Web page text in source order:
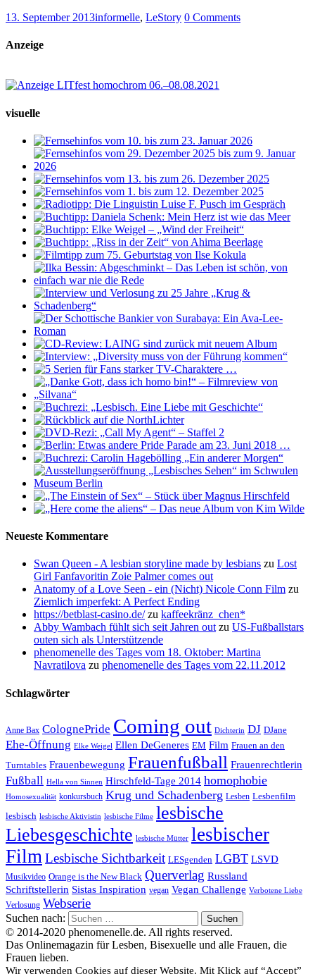
13. September 2013informelle, LeStory 0 Comments
Anzeige
visuelle
Neueste Kommentare
Swan Queen - A lesbian storyline made by lesbians zu Lost
Girl Fanfavoritin Zoie Palmer comes out
Anatomy of a Love Seen - ein (Nicht) Nicole Conn Film zu
Ziemlich imperfekt: A Perfect Ending
https://betblast-casino.de/zu kaffeekränz_chen*
Abby Wambach fühlt sich seit Jahren out zu US-Fußballstars
outen sich als Unterstützende
phenomenelle des Tages vom 18. Oktober: Martina
Navratilova zu phenomenelle des Tages vom 22.11.2012
Schlagwörter
Anne Bax ColognePride Coming out Dichterin DJ DJane
Ehe-Öffnung Elke Weigel Ellen DeGeneres EM Film Frauen an den
Turntables Frauenbewegung Frauenfußball Frauenrechtlerin
Fußball Hella von Sinnen Hirschfeld-Tage 2014 homophobie
Homosexualität konkursbuch Krug und Schadenberg Lesben Lesbenfilm
lesbisch lesbische Aktivistin lesbische Filme lesbische
Liebesgeschichte lesbische Mütter lesbischer
Film Lesbische Sichtbarkeit LESgenden LGBT LSVD
Musikvideo Orange is the New Black Querverlag Russland
Schriftstellerin Sistas Inspiration vegan Vegan Challenge Verbotene Liebe
Verlosung Webserie
Suchen nach:
© 2014-2020 phenomenelle.de. All rights reserved.
Das Onlinemagazin für Lesben, Bisexuelle und alle Frauen, die
Frauen lieben.
Wir verwenden Cookies auf dieser Website. Mit Klick auf “Accept”